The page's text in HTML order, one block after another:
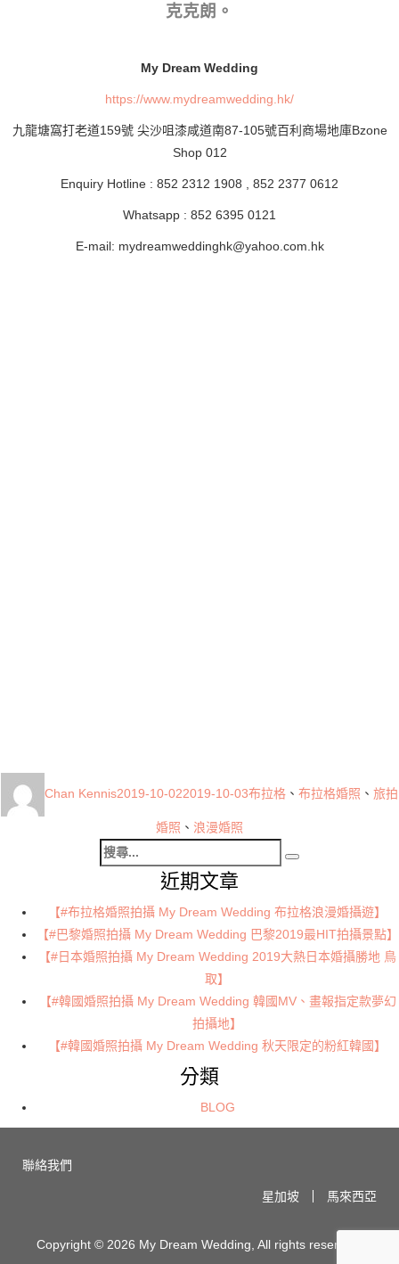
克克朗。
My Dream Wedding
https://www.mydreamwedding.hk/
九龍塘窩打老道159號 尖沙咀漆咸道南87-105號百利商場地庫Bzone
Shop 012
Enquiry Hotline : 852 2312 1908 , 852 2377 0612
Whatsapp : 852 6395 0121
E-mail: mydreamweddinghk@yahoo.com.hk
Chan Kennis
期:
2019-10-022019-10-03布拉格 、 布拉格婚照 、 旅拍
婚照 、 浪漫婚照
搜
尋
鍵
字:
近期文章
【#布拉格婚照拍攝 My Dream Wedding 布拉格浪漫婚攝遊】
【#巴黎婚照拍攝 My Dream Wedding 巴黎2019最HIT拍攝景點】
【#日本婚照拍攝 My Dream Wedding 2019大熱日本婚攝勝地 鳥
取】
【#韓國婚照拍攝 My Dream Wedding 韓國MV、畫報指定款夢幻
拍攝地】
【#韓國婚照拍攝 My Dream Wedding 秋天限定的粉紅韓國】
分類
BLOG
聯絡我們
星加坡 馬來西亞
Copyright © 2026 My Dream Wedding, All rights reserved.